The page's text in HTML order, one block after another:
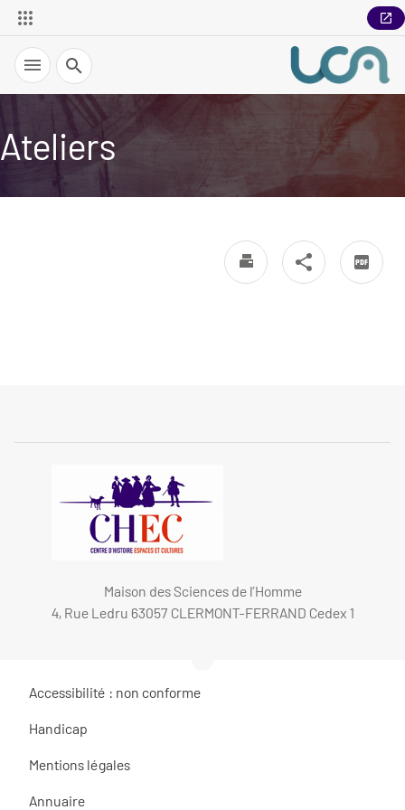
Recherche
Ateliers
Maison des Sciences de l’Homme
4, Rue Ledru 63057 CLERMONT-FERRAND Cedex 1
Accessibilité : non conforme
Handicap
Mentions légales
Annuaire